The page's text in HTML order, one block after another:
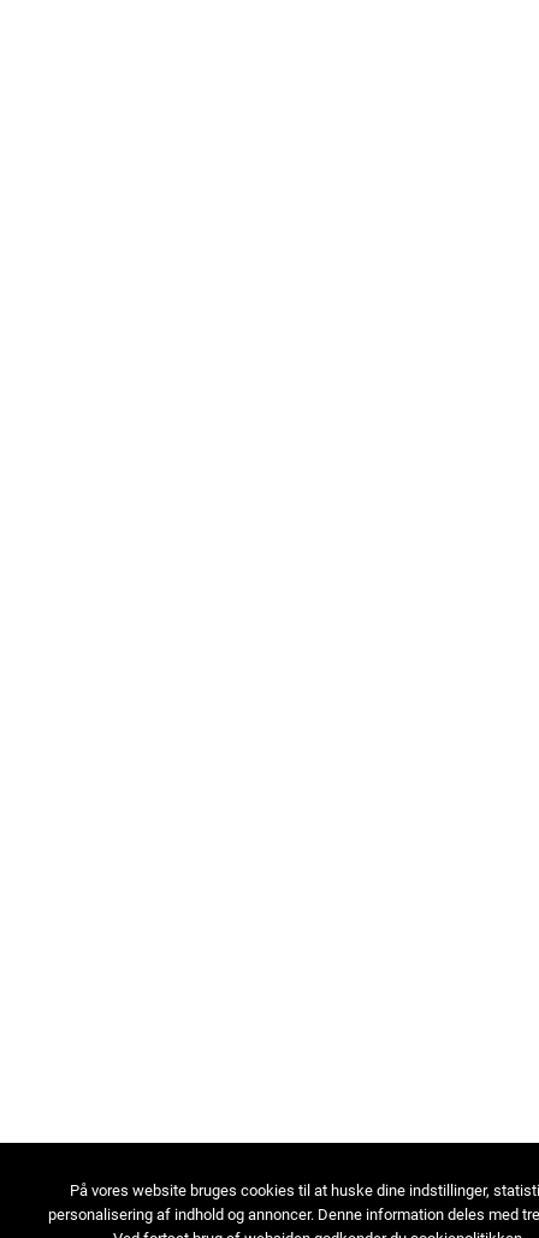
På vores website bruges cookies til at huske dine indstillinger,
personalisering af indhold og annoncer. Denne information deles med